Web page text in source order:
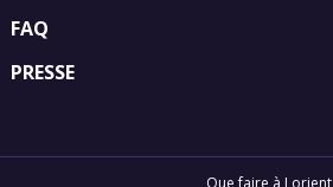
FAQ
PRESSE